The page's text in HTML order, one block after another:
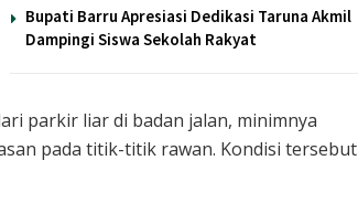
Bupati Barru Apresiasi Dedikasi Taruna Akmil
Dampingi Siswa Sekolah Rakyat
parkir liar di badan jalan, minimnya
pada titik-titik rawan. Kondisi tersebut